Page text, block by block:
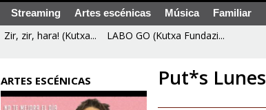
Streaming Artes escénicas Música Familiar
Zir, zir, hara! (Kutxa... LABO GO (Kutxa Fundazi...
ARTES ESCÉNICAS Put*s Lunes